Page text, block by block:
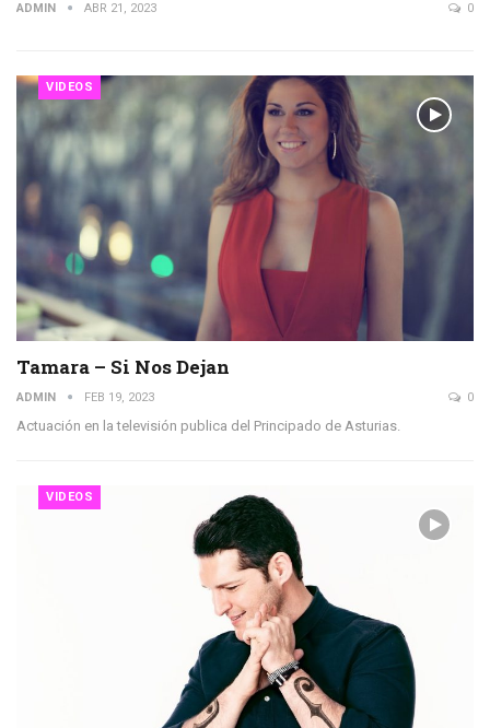
ADMIN ABR 21, 2023 0
VIDEOS
Tamara – Si Nos Dejan
ADMIN FEB 19, 2023 0
Actuación en la televisión publica del Principado de Asturias.
VIDEOS